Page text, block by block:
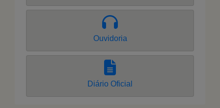
Ouvidoria
Diário Oficial